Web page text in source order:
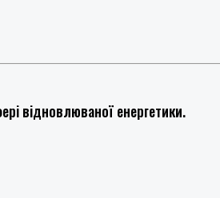
відновлюваної енергетики.